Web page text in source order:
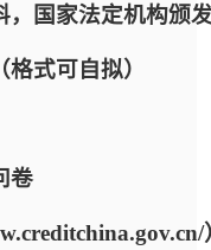
国家法定机构颁
式可自拟）
卷